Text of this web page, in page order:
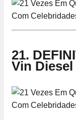
21.
Vin Diesel